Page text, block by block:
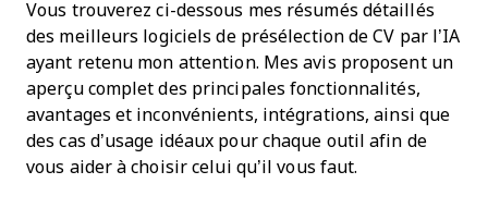
Vous trouverez ci-dessous mes résumés détaillés
des meilleurs logiciels de présélection de CV par l’IA
ayant retenu mon attention. Mes avis proposent un
aperçu complet des principales fonctionnalités,
avantages et inconvénients, intégrations, ainsi que
des cas d’usage idéaux pour chaque outil afin de
vous aider à choisir celui qu’il vous faut.